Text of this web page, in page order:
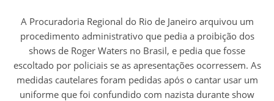
A Procuradoria Regional do Rio de Janeiro arquivou um
procedimento administrativo que pedia a proibição dos
shows de Roger Waters no Brasil, e pedia que fosse
escoltado por policiais se as apresentações ocorressem. As
medidas cautelares foram pedidas após o cantar usar um
uniforme que foi confundido com nazista durante show